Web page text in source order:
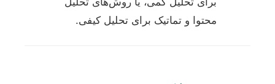
محتوا و تماتیک برای تحلیل کیفی.